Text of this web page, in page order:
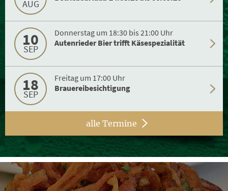
AUG
10
SEP
Donnerstag um 18:30 bis 21:00 Uhr
Autenrieder Bier trifft Käsespezialität
18
SEP
Freitag um 17:00 Uhr
Brauereibesichtigung
alle Termine